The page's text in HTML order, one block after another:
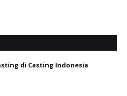
di Casting Indonesia